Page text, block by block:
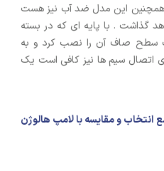
. همچنین این مدل ضد آب نیز هست
گذاشت . با پایه ای که در بسته
سطح صاف آن را نصب کرد و به
اتصال سیم ها نیز کافی است یک
انتخاب و مقایسه با لامپ هالوژن